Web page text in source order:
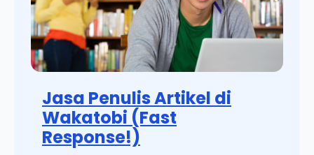
Jasa Penulis Artikel di
Wakatobi (Fast
Response!)